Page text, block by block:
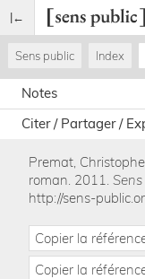
Sens public Index
Notes
Citer / Partager /
Premat, Christophe
roman 2011
http://sens-
Copier la
Copier la